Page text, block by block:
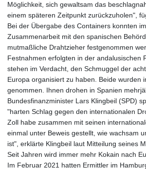
Möglichkeit, sich gewaltsam das
einem späteren Zeitpunkt zurückzuholen",
Bei der Übergabe des Containers konnten
Zusammenarbeit mit den spanischen
mutmaßliche Drahtzieher festgenommen
Festnahmen erfolgten in der andalusischen
stehen im Verdacht, den Schmuggel der
Europa organisiert zu haben. Beide wurden
genommen. Ihnen drohen in Spanien
Bundesfinanzminister Lars Klingbeil (SPD)
"harten Schlag gegen den internationalen
Zoll habe zusammen mit seinen
einmal unter Beweis gestellt, wie wachsam
ist", erklärte Klingbeil laut Mitteilung seines
Seit Jahren wird immer mehr Kokain nach
Im Februar 2021 hatten Ermittler im